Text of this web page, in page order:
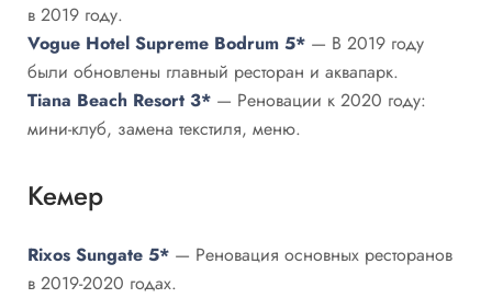
в 2019 году.
Vogue Hotel Supreme Bodrum 5* — В 2019 году
были обновлены главный ресторан и аквапарк.
Tiana Beach Resort 3* — Реновации к 2020 году:
мини-клуб, замена текстиля, меню.
Кемер
Rixos Sungate 5* — Реновация основных ресторанов
в 2019-2020 годах.